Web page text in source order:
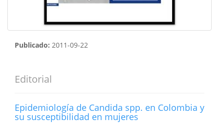
Publicado: 2011-09-22
Editorial
Epidemiología de Candida spp. en Colombia y
su susceptibilidad en mujeres